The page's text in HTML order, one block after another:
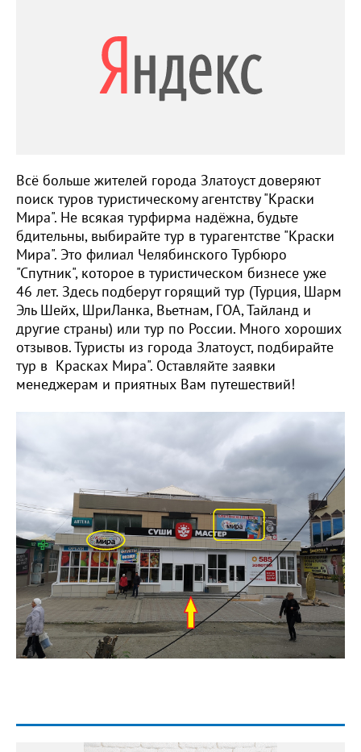
Всё больше жителей города Златоуст доверяют
поиск туров туристическому агентству "Краски
Мира". Не всякая турфирма надёжна, будьте
бдительны, выбирайте тур в турагентстве "Краски
Мира". Это филиал Челябинского Турбюро
"Спутник", которое в туристическом бизнесе уже
46 лет. Здесь подберут горящий тур (Турция, Шарм
Эль Шейх, ШриЛанка, Вьетнам, ГОА, Тайланд и
другие страны) или тур по России. Много хороших
отзывов. Туристы из города Златоуст, подбирайте
тур в Красках Мира". Оставляйте заявки
менеджерам и приятных Вам путешествий!